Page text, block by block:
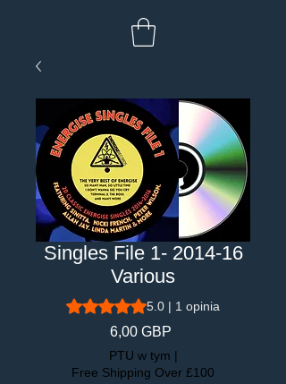
Singles File 1- 2014-16
Various
Ocena to 5.0 na pięć gwiazdek
5.0 | 1 opinia
6,00 GBP
PTU w tym |
Free Shipping Over £100